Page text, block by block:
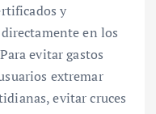
y
en los
evitar gastos
extremar
evitar cruces